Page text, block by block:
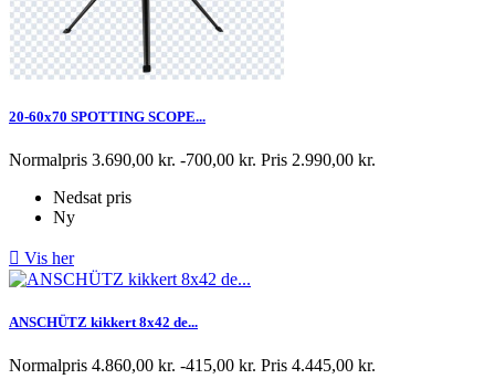
20-60x70 SPOTTING SCOPE...
Normalpris 3.690,00 kr. -700,00 kr. Pris 2.990,00 kr.
Nedsat pris
Ny
 Vis her
ANSCHÜTZ kikkert 8x42 de...
Normalpris 4.860,00 kr. -415,00 kr. Pris 4.445,00 kr.